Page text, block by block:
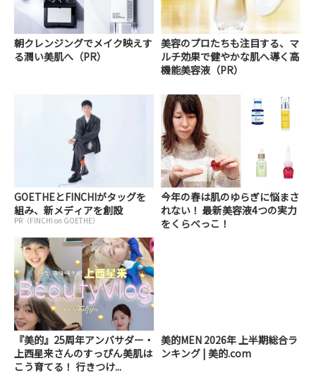
朝クレンジングでメイク映えす
る潤い美肌へ（PR）
美容のプロたちも注目する、マ
ルチ効果で健やかな肌へ導く高
機能美容液（PR）
GOETHEとFINCHIがタッグを
組み、新メディアを創設
PR（FINCHI on GOETHE）
今年の春は肌のゆらぎに悩まさ
れない！ 最新美容液4つの実力
をくらべっこ！
『美的』25周年アンバサダー・
上西星来さんのすっぴん美肌は
こう育てる！ 行きつけ...
美的MEN 2026年 上半期総合ラ
ンキング | 美的.com